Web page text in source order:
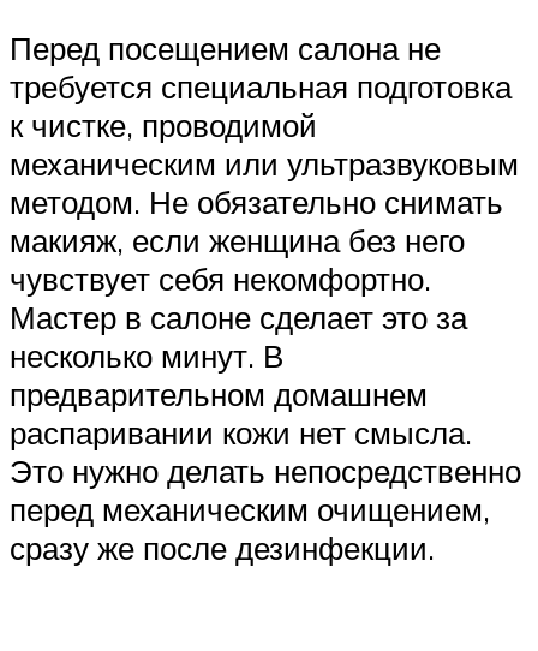
Перед посещением салона не
требуется специальная подготовка
к чистке, проводимой
механическим или ультразвуковым
методом. Не обязательно снимать
макияж, если женщина без него
чувствует себя некомфортно.
Мастер в салоне сделает это за
несколько минут. В
предварительном домашнем
распаривании кожи нет смысла.
Это нужно делать непосредственно
перед механическим очищением,
сразу же после дезинфекции.